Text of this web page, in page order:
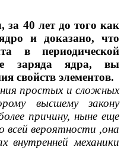
40 лет до того как
и доказано, что
в периодической
заряда ядра, вы
свойств элементов.
простых и сложных
высшему закону
причину, ныне еще
вероятности ,она
внутренней механики